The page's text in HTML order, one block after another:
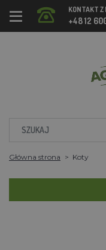
KONTAKT Z
+48 12
Główna strona Koty